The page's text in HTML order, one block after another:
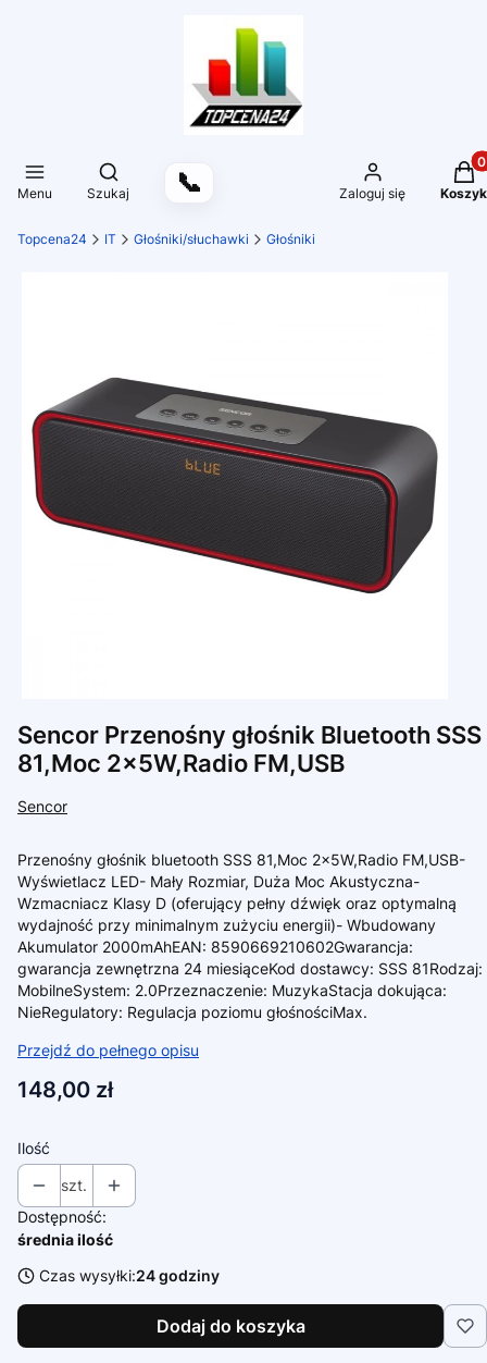
Menu
Otwórz wyszukiwarkę
Szukaj 📞 Zaloguj się Koszyk
Topcena24 IT Głośniki/słuchawki Głośniki
Sencor Przenośny głośnik Bluetooth SSS
81,Moc 2x5W,Radio FM,USB
Sencor
Przenośny głośnik bluetooth SSS 81,Moc 2x5W,Radio FM,USB-
Wyświetlacz LED- Mały Rozmiar, Duża Moc Akustyczna-
Wzmacniacz Klasy D (oferujący pełny dźwięk oraz optymalną
wydajność przy minimalnym zużyciu energii)- Wbudowany
Akumulator 2000mAhEAN: 8590669210602Gwarancja:
gwarancja zewnętrzna 24 miesiąceKod dostawcy: SSS 81Rodzaj:
MobilneSystem: 2.0Przeznaczenie: MuzykaStacja dokująca:
NieRegulatory: Regulacja poziomu głośnościMax.
Przejdź do pełnego opisu
Cena
148,00 zł
Ilość
szt.
Dostępność:
średnia ilość
Czas wysyłki:24 godziny
Dodaj do koszyka